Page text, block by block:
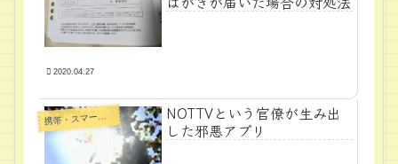
2020.04.27
携帯・スマートフォン・タブレットPC
NOTTVという官僚が生み出
した邪悪アプリ